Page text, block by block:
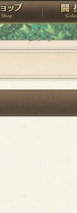
ショップ